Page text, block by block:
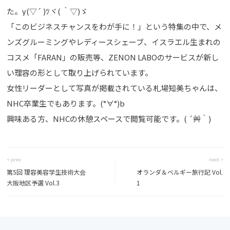
た。γ(▽´ )ﾂヾ( ｀▽)ゞ
「このビジネスチャンスをわが手に！」という特集の中で、メ
ンズグルーミングやレディースシェーブ、イスラエル生まれの
コスメ「FARAN」の販売等、ZENON LABOのサービスが新し
い理容の形として取り上げられています。
女性リーダーとして写真が掲載されている札場知美ちゃんは、
NHC卒業生でもあります。(°∀°)b
興味ある方、NHCの休憩スペースで閲覧可能です。( ´艸｀)
< prev
第5回 理容美容学生技術大会
大阪地区予選 Vol.3
next >
オランダ＆ベルギー旅行記 Vol.
1